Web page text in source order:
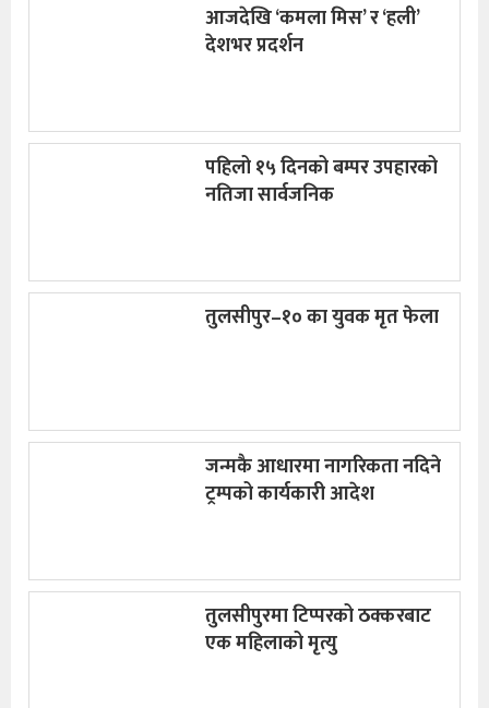
आजदेखि ‘कमला मिस’ र ‘हली’
देशभर प्रदर्शन
पहिलो १५ दिनको बम्पर उपहारको
नतिजा सार्वजनिक
तुलसीपुर–१० का युवक मृत फेला
जन्मकै आधारमा नागरिकता नदिने
ट्रम्पको कार्यकारी आदेश
तुलसीपुरमा टिप्परको ठक्करबाट
एक महिलाको मृत्यु